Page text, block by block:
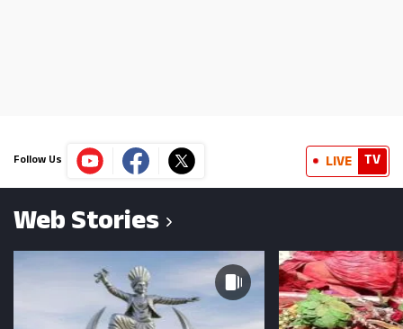
Follow Us LIVE TV
Web Stories